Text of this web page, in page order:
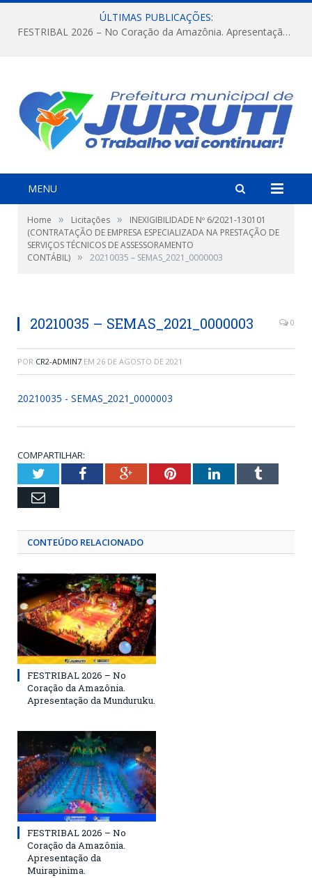
ÚLTIMAS PUBLICAÇÕES:
FESTRIBAL 2026 – No Coração da Amazônia. Apresentação da Munduruku.
MENU
Home » Licitações »
INEXIGIBILIDADE Nº 6/2021-130101
(CONTRATAÇÃO DE EMPRESA ESPECIALIZADA NA PRESTAÇÃO DE
SERVIÇOS TÉCNICOS DE ASSESSORAMENTO
CONTÁBIL) » 20210035 – SEMAS_2021_0000003
20210035 – SEMAS_2021_0000003 0
POR CR2-ADMIN7 EM 26 DE AGOSTO DE 2021
20210035 - SEMAS_2021_0000003
COMPARTILHAR:
TwitterFacebookGoogle+PinterestLinkedInTumblr
Email
CONTEÚDO RELACIONADO
FESTRIBAL 2026 – No
Coração da Amazônia.
Apresentação da Munduruku.
FESTRIBAL 2026 – No
Coração da Amazônia.
Apresentação da
Muirapinima.